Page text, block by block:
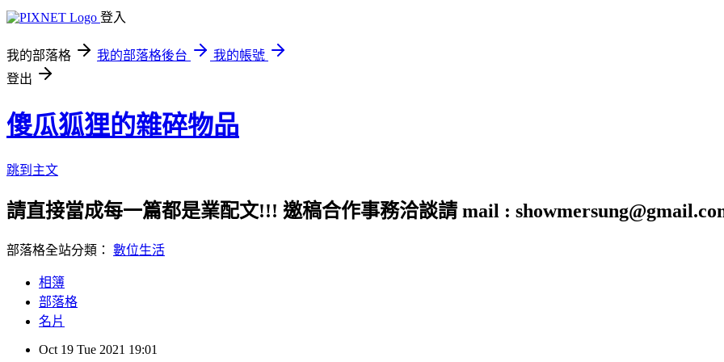
登入
我的部落格 我的部落格後台
我的帳號
登出
傻瓜狐狸的雜碎物品
跳到主文
請直接當成每一篇都是業配文!!! 邀稿合作事務洽談請 mail :
部落格全站分類： 數位生活
相簿
部落格
名片
Oct 19 Tue 2021 19:01